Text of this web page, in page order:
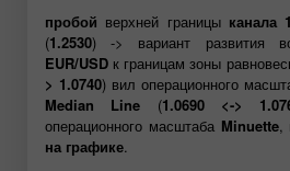
пробой верхней границыканала
(1.2530) -> вариант развития
EUR/USD к границам зоны
> 1.0740) вил операционного
Median Line (1.0690 <->
операционного масштаба Minuette,
на графике.